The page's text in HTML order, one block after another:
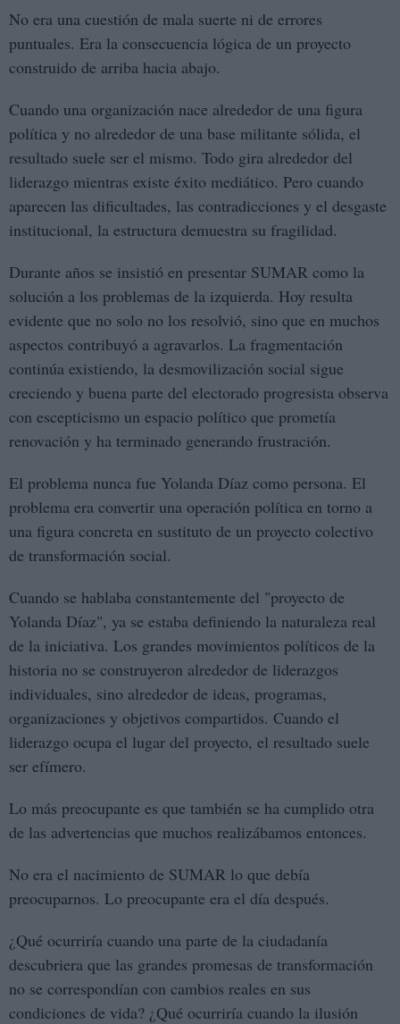
No era una cuestión de mala suerte ni de errores
puntuales. Era la consecuencia lógica de un proyecto
construido de arriba hacia abajo.
Cuando una organización nace alrededor de una figura
política y no alrededor de una base militante sólida, el
resultado suele ser el mismo. Todo gira alrededor del
liderazgo mientras existe éxito mediático. Pero cuando
aparecen las dificultades, las contradicciones y el desgaste
institucional, la estructura demuestra su fragilidad.
Durante años se insistió en presentar SUMAR como la
solución a los problemas de la izquierda. Hoy resulta
evidente que no solo no los resolvió, sino que en muchos
aspectos contribuyó a agravarlos. La fragmentación
continúa existiendo, la desmovilización social sigue
creciendo y buena parte del electorado progresista observa
con escepticismo un espacio político que prometía
renovación y ha terminado generando frustración.
El problema nunca fue Yolanda Díaz como persona. El
problema era convertir una operación política en torno a
una figura concreta en sustituto de un proyecto colectivo
de transformación social.
Cuando se hablaba constantemente del "proyecto de
Yolanda Díaz", ya se estaba definiendo la naturaleza real
de la iniciativa. Los grandes movimientos políticos de la
historia no se construyeron alrededor de liderazgos
individuales, sino alrededor de ideas, programas,
organizaciones y objetivos compartidos. Cuando el
liderazgo ocupa el lugar del proyecto, el resultado suele
ser efímero.
Lo más preocupante es que también se ha cumplido otra
de las advertencias que muchos realizábamos entonces.
No era el nacimiento de SUMAR lo que debía
preocuparnos. Lo preocupante era el día después.
¿Qué ocurriría cuando una parte de la ciudadanía
descubriera que las grandes promesas de transformación
no se correspondían con cambios reales en sus
condiciones de vida? ¿Qué ocurriría cuando la ilusión